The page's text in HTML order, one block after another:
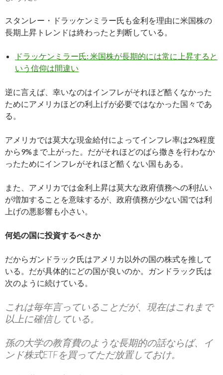
スタンレー・ドラッケンミラー氏も金利を理由に米国株の
長期上昇トレンドは終わったと判断している。
ドラッケンミラー氏: 米国株が長期的には常に上昇すると
いう信仰は間違い
逆に言えば、幸いなのはインフレがそれほど酷くなかった
ためにアメリカほどの利上げが必要ではなかった国々であ
る。
アメリカでは莫大な現金給付によってインフレ率は2%程度
から9%まで上がった。だがそれほどのばら撒きを行わなか
ったためにインフレがそれほど酷くない国もある。
また、アメリカでは金利上昇は莫大な政府債務への利払い
が増加することを意味するが、政府債務が少ない国では利
上げの悪影響も小さい。
何処の国に投資するべきか
だからガンドラック氏はアメリカ以外の国の株式を推して
いる。だが具体的にどの国が良いのか。ガンドラック氏は
次のように続けている。
これは毎年言っていることだが、現在はこれまで
以上に確信している。
孫の大学の教育費のような長期的の話ならば、イ
ンド株式ETFを買ってただ放置しておけ。